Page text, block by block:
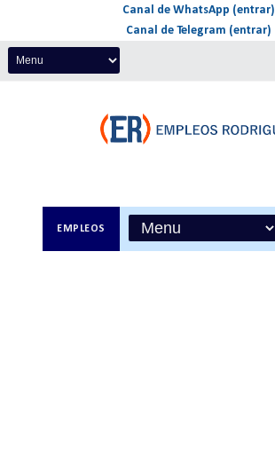
Canal de WhatsApp (entrar)
Canal de Telegram (entrar)
EMPLEOS